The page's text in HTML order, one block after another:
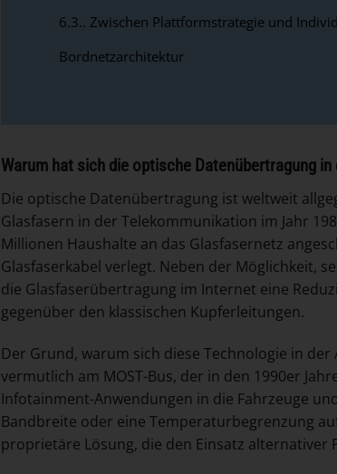
6.3. Zwischen Plattformstrategie und
Bordnetzarchitektur
Warum hat sich die optische Datenübertragung
Die optische Datenübertragung ist weltweit
Glasfasern in der Telekommunikation im Jahr
Millionen Haushalte an das Glasfasernetz
Glasfaserkabel verlegt. Neben der Möglichkeit,
die Glasfaserübertragung im Internet eine
gegenüber den klassischen Kupferleitungen.
Der Grund, warum sich diese Technologie in
vermutlich am MOST-Bus, der in den 1990er
Infotainment-Anwendungen in die Fahrzeuge
Bandbreite oder eine Temperaturbegrenzung
proprietäre Lösung, die den Einsatz alternativer